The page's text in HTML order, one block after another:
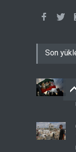
Son